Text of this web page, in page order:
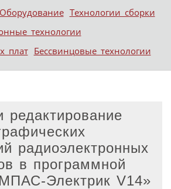
Оборудование Технологии сборки
технологии
плат Бессвинцовые технологии
редактирование
радиоэлектронных
в программной
Электрик V14»